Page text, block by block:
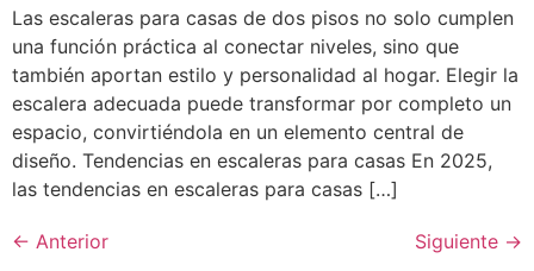
Las escaleras para casas de dos pisos no solo cumplen
una función práctica al conectar niveles, sino que
también aportan estilo y personalidad al hogar. Elegir la
escalera adecuada puede transformar por completo un
espacio, convirtiéndola en un elemento central de
diseño. Tendencias en escaleras para casas En 2025,
las tendencias en escaleras para casas […]
← Anterior Siguiente →